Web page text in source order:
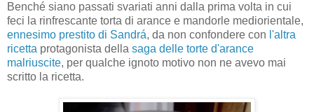
Benché siano passati svariati anni dalla prima volta in cui
feci la rinfrescante torta di arance e mandorle mediorientale,
ennesimo prestito di Sandrá, da non confondere con l'altra
ricetta protagonista della saga delle torte d'arance
malriuscite, per qualche ignoto motivo non ne avevo mai
scritto la ricetta.